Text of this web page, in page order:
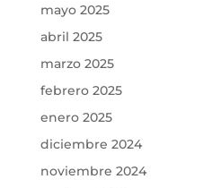
mayo 2025
abril 2025
marzo 2025
febrero 2025
enero 2025
diciembre 2024
noviembre 2024